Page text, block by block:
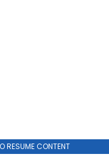
RESUME CONTENT